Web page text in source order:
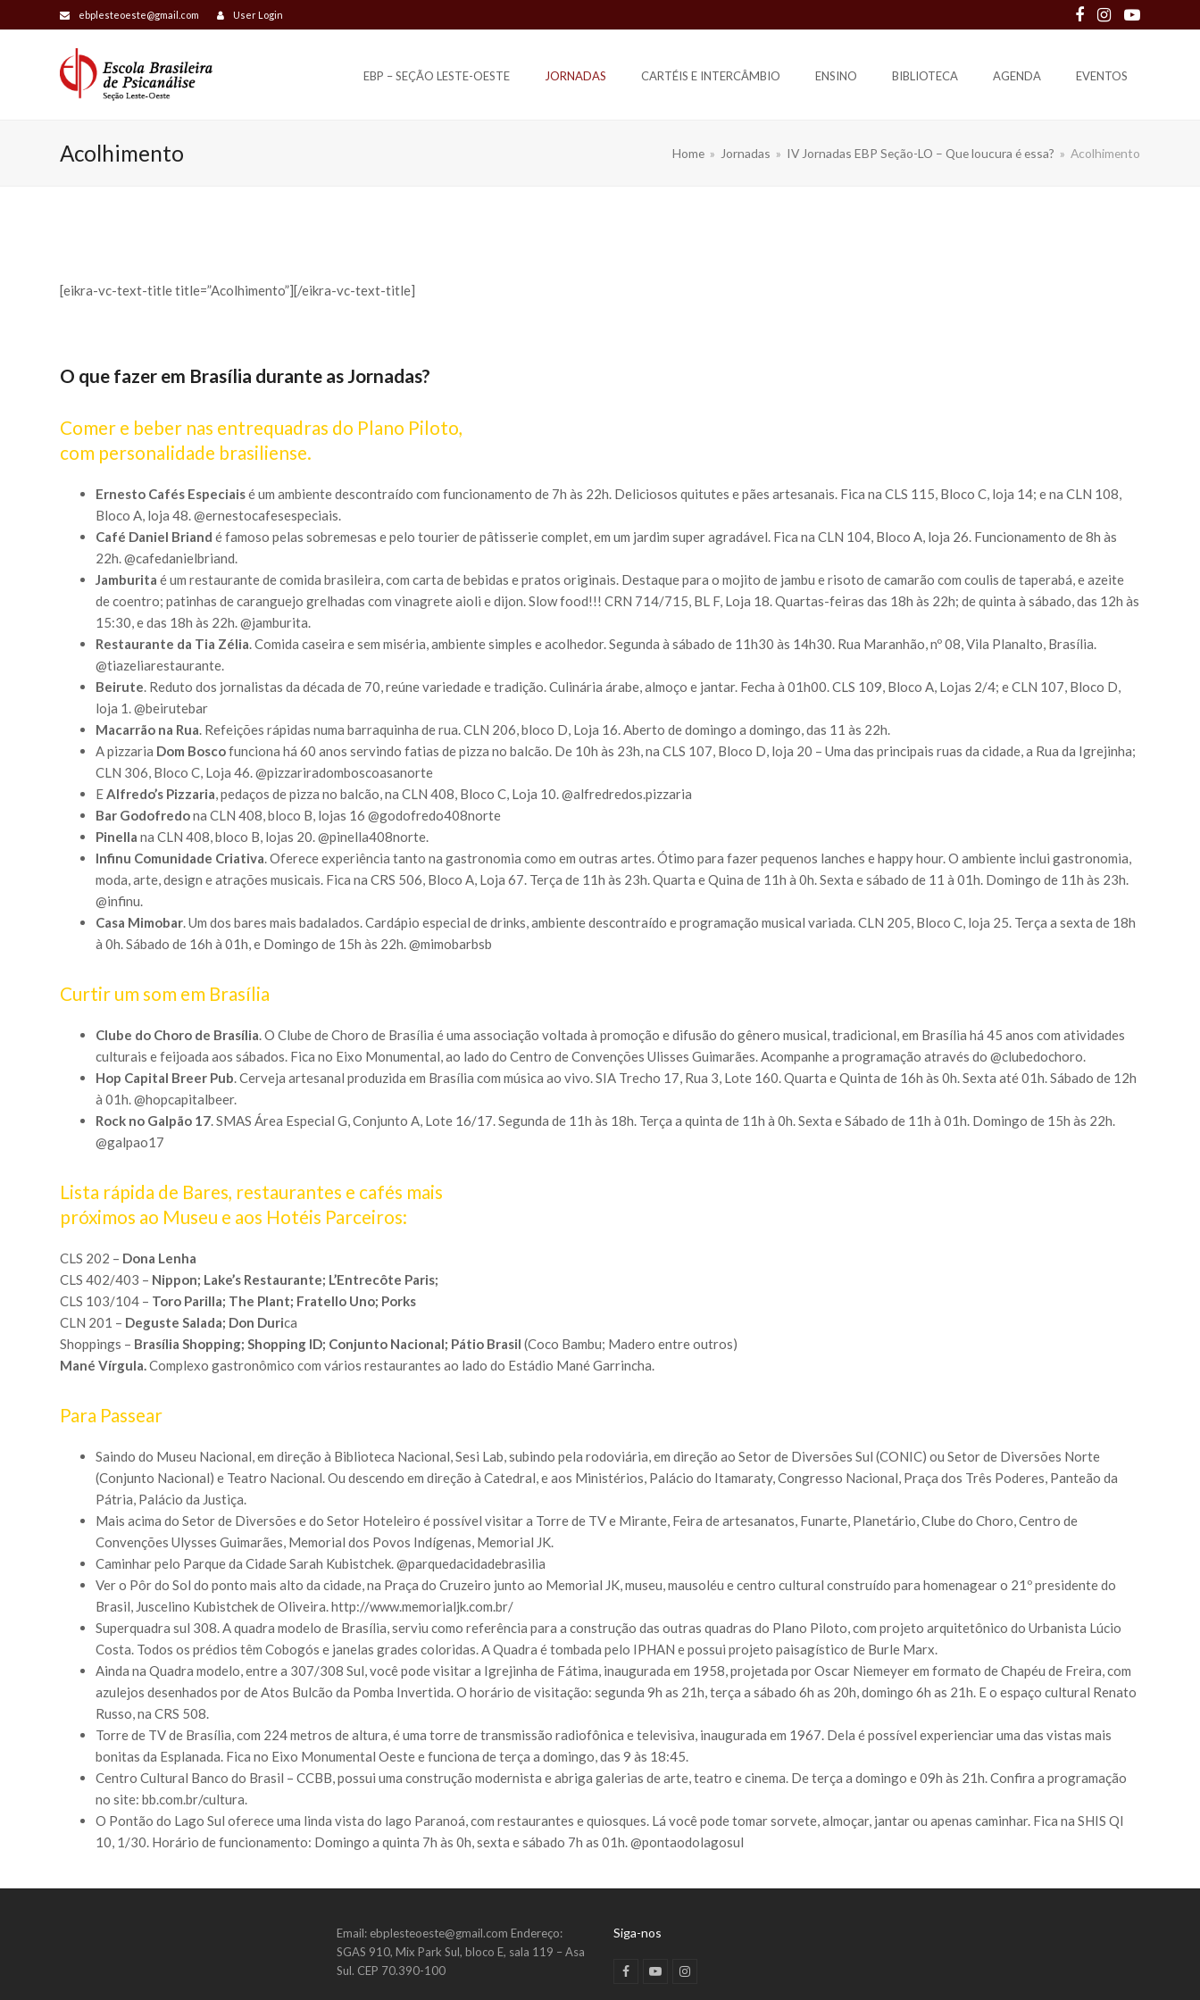
ebplesteoeste@gmail.com User Login Facebook
Instagram
Youtube
EBP – SEÇÃO LESTE-OESTE JORNADAS CARTÉIS E INTERCÂMBIO ENSINO BIBLIOTECA AGENDA EVENTOS
Acolhimento Home » Jornadas » IV Jornadas EBP Seção-LO – Que loucura é essa? » Acolhimento
[eikra-vc-text-title title=”Acolhimento”][/eikra-vc-text-title]
O que fazer em Brasília durante as Jornadas?
Comer e beber nas entrequadras do Plano Piloto,
com personalidade brasiliense.
Ernesto Cafés Especiaisé um ambiente descontraído com funcionamento de 7h às 22h. Deliciosos quitutes e pães artesanais. Fica na CLS 115, Bloco C, loja 14; e na CLN 108,
Bloco A, loja 48. @ernestocafesespeciais.
Café Daniel Briand é famoso pelas sobremesas e pelo tourier de pâtisserie complet, em um jardim super agradável. Fica na CLN 104, Bloco A, loja 26. Funcionamento de 8h às
22h. @cafedanielbriand.
Jamburita é um restaurante de comida brasileira, com carta de bebidas e pratos originais. Destaque para o mojito de jambu e risoto de camarão com coulis de taperabá, e azeite
de coentro; patinhas de caranguejo grelhadas com vinagrete aioli e dijon. Slow food!!! CRN 714/715, BL F, Loja 18. Quartas-feiras das 18h às 22h; de quinta à sábado, das 12h às
15:30, e das 18h às 22h. @jamburita.
Restaurante da Tia Zélia. Comida caseira e sem miséria, ambiente simples e acolhedor. Segunda à sábado de 11h30 às 14h30. Rua Maranhão, nº 08, Vila Planalto, Brasília.
@tiazeliarestaurante.
Beirute. Reduto dos jornalistas da década de 70, reúne variedade e tradição. Culinária árabe, almoço e jantar. Fecha à 01h00. CLS 109, Bloco A, Lojas 2/4; e CLN 107, Bloco D,
loja 1. @beirutebar
Macarrão na Rua. Refeições rápidas numa barraquinha de rua. CLN 206, bloco D, Loja 16. Aberto de domingo a domingo, das 11 às 22h.
A pizzaria Dom Boscofunciona há 60 anos servindo fatias de pizza no balcão. De 10h às 23h, na CLS 107, Bloco D, loja 20 – Uma das principais ruas da cidade, a Rua da Igrejinha;
CLN 306, Bloco C, Loja 46. @pizzariradomboscoasanorte
EAlfredo’s Pizzaria, pedaços de pizza no balcão, na CLN 408, Bloco C, Loja 10. @alfredredos.pizzaria
Bar Godofredona CLN 408, bloco B, lojas 16 @godofredo408norte
Pinella na CLN 408, bloco B, lojas 20. @pinella408norte.
Infinu Comunidade Criativa. Oferece experiência tanto na gastronomia como em outras artes. Ótimo para fazer pequenos lanches e happy hour. O ambiente inclui gastronomia,
moda, arte, design e atrações musicais. Fica na CRS 506, Bloco A, Loja 67. Terça de 11h às 23h. Quarta e Quina de 11h à 0h. Sexta e sábado de 11 à 01h. Domingo de 11h às 23h.
@infinu.
Casa Mimobar. Um dos bares mais badalados. Cardápio especial de drinks, ambiente descontraído e programação musical variada. CLN 205, Bloco C, loja 25. Terça a sexta de 18h
à 0h. Sábado de 16h à 01h, e Domingo de 15h às 22h. @mimobarbsb
Curtir um som em Brasília
Clube do Choro de Brasília. O Clube de Choro de Brasília é uma associação voltada à promoção e difusão do gênero musical, tradicional, em Brasília há 45 anos com atividades
culturais e feijoada aos sábados. Fica no Eixo Monumental, ao lado do Centro de Convenções Ulisses Guimarães. Acompanhe a programação através do @clubedochoro.
Hop Capital Breer Pub. Cerveja artesanal produzida em Brasília com música ao vivo. SIA Trecho 17, Rua 3, Lote 160. Quarta e Quinta de 16h às 0h. Sexta até 01h. Sábado de 12h
à 01h. @hopcapitalbeer.
Rock no Galpão 17. SMAS Área Especial G, Conjunto A, Lote 16/17. Segunda de 11h às 18h. Terça a quinta de 11h à 0h. Sexta e Sábado de 11h à 01h. Domingo de 15h às 22h.
@galpao17
Lista rápida de Bares, restaurantes e cafés mais
próximos ao Museu e aos Hotéis Parceiros:
CLS 202 – Dona Lenha
CLS 402/403 – Nippon; Lake’s Restaurante; L’Entrecôte Paris;
CLS 103/104 – Toro Parilla; The Plant; Fratello Uno; Porks
CLN 201 – Deguste Salada; Don Durica
Shoppings – Brasília Shopping; Shopping ID; Conjunto Nacional; Pátio Brasil (Coco Bambu; Madero entre outros)
Mané Vírgula.Complexo gastronômico com vários restaurantes ao lado do Estádio Mané Garrincha.
Para Passear
Saindo do Museu Nacional, em direção à Biblioteca Nacional, Sesi Lab, subindo pela rodoviária, em direção ao Setor de Diversões Sul (CONIC) ou Setor de Diversões Norte
(Conjunto Nacional) e Teatro Nacional. Ou descendo em direção à Catedral, e aos Ministérios, Palácio do Itamaraty, Congresso Nacional, Praça dos Três Poderes, Panteão da
Pátria, Palácio da Justiça.
Mais acima do Setor de Diversões e do Setor Hoteleiro é possível visitar a Torre de TV e Mirante, Feira de artesanatos, Funarte, Planetário, Clube do Choro, Centro de
Convenções Ulysses Guimarães, Memorial dos Povos Indígenas, Memorial JK.
Caminhar pelo Parque da Cidade Sarah Kubistchek. @parquedacidadebrasilia
Ver o Pôr do Sol do ponto mais alto da cidade, na Praça do Cruzeiro junto ao Memorial JK, museu, mausoléu e centro cultural construído para homenagear o 21º presidente do
Brasil, Juscelino Kubistchek de Oliveira. http://www.memorialjk.com.br/
Superquadra sul 308. A quadra modelo de Brasília, serviu como referência para a construção das outras quadras do Plano Piloto, com projeto arquitetônico do Urbanista Lúcio
Costa. Todos os prédios têm Cobogós e janelas grades coloridas. A Quadra é tombada pelo IPHAN e possui projeto paisagístico de Burle Marx.
Ainda na Quadra modelo, entre a 307/308 Sul, você pode visitar a Igrejinha de Fátima, inaugurada em 1958, projetada por Oscar Niemeyer em formato de Chapéu de Freira, com
azulejos desenhados por de Atos Bulcão da Pomba Invertida. O horário de visitação: segunda 9h as 21h, terça a sábado 6h as 20h, domingo 6h as 21h. E o espaço cultural Renato
Russo, na CRS 508.
Torre de TV de Brasília, com 224 metros de altura, é uma torre de transmissão radiofônica e televisiva, inaugurada em 1967. Dela é possível experienciar uma das vistas mais
bonitas da Esplanada. Fica no Eixo Monumental Oeste e funciona de terça a domingo, das 9 às 18:45.
Centro Cultural Banco do Brasil – CCBB, possui uma construção modernista e abriga galerias de arte, teatro e cinema. De terça a domingo e 09h às 21h. Confira a programação
no site: bb.com.br/cultura.
O Pontão do Lago Sul oferece uma linda vista do lago Paranoá, com restaurantes e quiosques. Lá você pode tomar sorvete, almoçar, jantar ou apenas caminhar. Fica na SHIS Ql
10, 1/30. Horário de funcionamento: Domingo a quinta 7h às 0h, sexta e sábado 7h as 01h. @pontaodolagosul
Email: ebplesteoeste@gmail.com Endereço:
SGAS 910, Mix Park Sul, bloco E, sala 119 – Asa
Sul. CEP 70.390-100
Siga-nos
F
Y
I